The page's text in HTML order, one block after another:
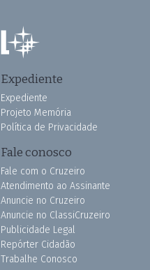
Expediente
Expediente
Projeto Memória
Política de Privacidade
Fale conosco
Fale com o Cruzeiro
Atendimento ao Assinante
Anuncie no Cruzeiro
Anuncie no ClassiCruzeiro
Publicidade Legal
Repórter Cidadão
Trabalhe Conosco